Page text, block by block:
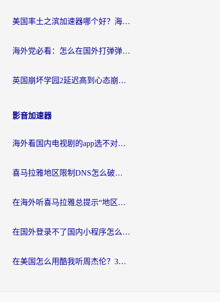
美国率土之滨加速器哪个好？海外党国服游戏畅玩终极指南（附多游戏解决方案）
海外党必看：怎么在国外打弹弹堂不卡？番茄加速器亲测指南
英国崩坏学园2延迟高到心态崩？海外党国服游戏加速终极指南
影音加速器
海外看国内电视剧的app选不对？这份回国加速器避坑指南帮你流畅追剧
喜马拉雅地区限制DNS怎么破？海外党听国内音乐听书的终极解决方案
在海外听喜马拉雅总提示“地区限制”？3步轻松解除+听国内音乐全攻略
在国外登录不了国内小程序怎么办？选对回国加速器，轻松解锁国内资源
在美国怎么用酷我听周杰伦？3步搞定海外听歌难题